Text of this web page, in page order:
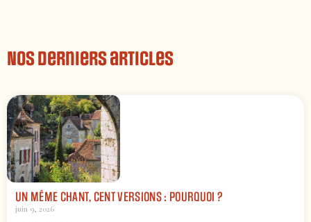
Nos derniers articles
UN MÊME CHANT, CENT VERSIONS : POURQUOI ?
juin 9, 2026